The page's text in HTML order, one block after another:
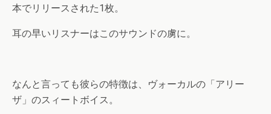
本でリリースされた1枚。
耳の早いリスナーはこのサウンドの虜に。
なんと言っても彼らの特徴は、ヴォーカルの「アリー
ザ」のスィートボイス。